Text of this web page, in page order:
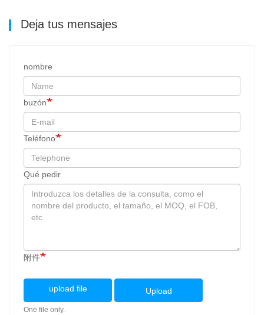
Deja tus mensajes
nombre
buzón
Teléfono
Qué pedir
附件
upload file Upload
One file only.